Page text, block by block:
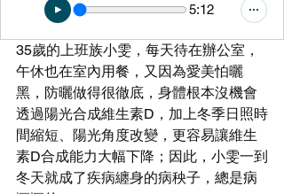
5:12
35歲的上班族小雯，每天待在辦公室，
午休也在室內用餐，又因為愛美怕曬
黑，防曬做得很徹底，身體根本沒機會
透過陽光合成維生素D，加上冬季日照時
間縮短、陽光角度改變，更容易讓維生
素D合成能力大幅下降；因此，小雯一到
冬天就成了疾病纏身的病秧子，總是病